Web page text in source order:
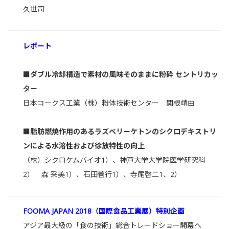
久世司
レポート
■ダブル冷却構造で素材の風味そのままに粉砕 セントリカッ
ター
日本コークス工業（株）粉体技術センター 関根靖由
■脂肪燃焼作用のあるラズベリーケトンのシクロデキストリ
ンによる水溶性および徐放特性の向上
（株）シクロケムバイオ1）、神戸大学大学院医学研究科
2） 森 采美1）、石田善行1）、寺尾啓二1、2）
FOOMA JAPAN 2018（国際食品工業展）特別企画
アジア最大級の「食の技術」総合トレードショー開幕へ